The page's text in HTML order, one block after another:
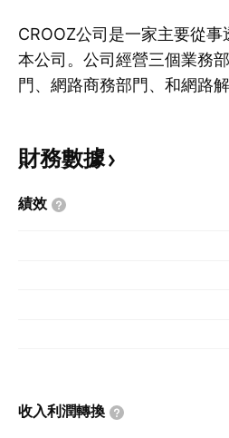
CROOZ公司是一家主要從事
本公司。公司經營三個業務
門、網路商務部門、和網路
遊戲，向用戶收取使用費。
財務數據
績效
收入利潤轉換